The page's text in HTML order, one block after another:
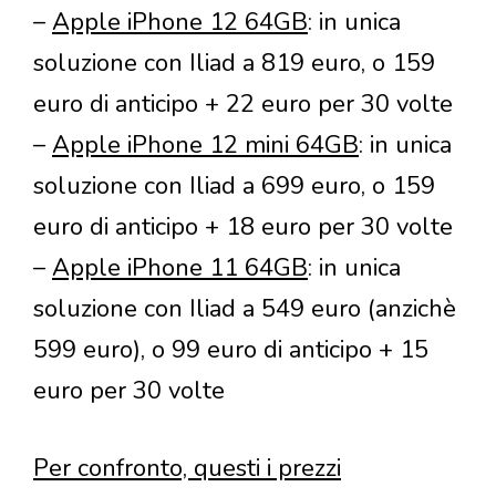
– Apple iPhone 12 64GB: in unica
soluzione con Iliad a 819 euro, o 159
euro di anticipo + 22 euro per 30 volte
– Apple iPhone 12 mini 64GB: in unica
soluzione con Iliad a 699 euro, o 159
euro di anticipo + 18 euro per 30 volte
– Apple iPhone 11 64GB: in unica
soluzione con Iliad a 549 euro (anzichè
599 euro), o 99 euro di anticipo + 15
euro per 30 volte
Per confronto, questi i prezzi